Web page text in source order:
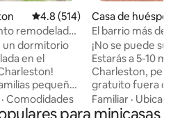
Calificación promedio: 4.8 de
4.8 (514)
remodelado
un dormitorio
en el
pequeñas
privado
además de
· Comodidades
Casa de
t Ashley
El barrio más de
¡No se puede
Estarás a 5-10
Charleston, pero
gratuito fuera de
caminando a
restaurantes,
Familiar ·